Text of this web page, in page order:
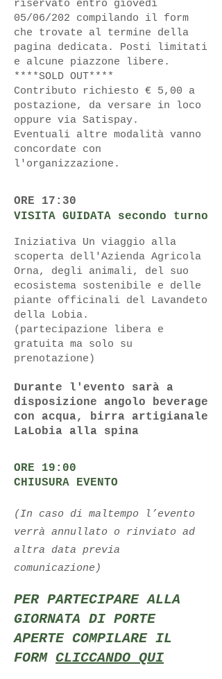
riservato entro giovedì
05/06/202 compilando il form
che trovate al termine della
pagina dedicata. Posti limitati
e alcune piazzone libere.
****SOLD OUT****
Contributo richiesto € 5,00 a
postazione, da versare in loco
oppure via Satispay.
Eventuali altre modalità vanno
concordate con
l'organizzazione.
ORE 17:30
VISITA GUIDATA secondo turno
Iniziativa Un viaggio alla
scoperta dell'Azienda Agricola
Orna, degli animali, del suo
ecosistema sostenibile e delle
piante officinali del Lavandeto
della Lobia.
(partecipazione libera e
gratuita ma solo su
prenotazione)
Durante l'evento sarà a
disposizione angolo beverage
con acqua, birra artigianale
LaLobia alla spina
ORE 19:00
CHIUSURA EVENTO
(In caso di maltempo l’evento
verrà annullato o rinviato ad
altra data previa
comunicazione)
PER PARTECIPARE ALLA
GIORNATA DI PORTE
APERTE COMPILARE IL
FORM CLICCANDO QUI